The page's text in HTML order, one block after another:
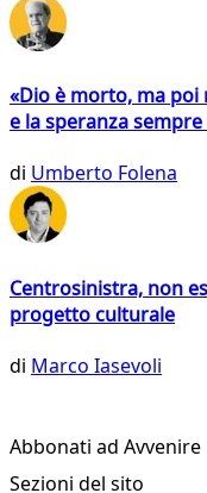
«Dio è morto, ma poi
e la speranza
di Umberto Folena
Centrosinistra, non
progetto culturale
di Marco Iasevoli
Abbonati ad Avvenire
Sezioni del sito